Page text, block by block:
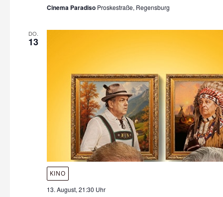
Cinema Paradiso Proskestraße, Regensburg
DO.
13
KINO
13. August, 21:30 Uhr